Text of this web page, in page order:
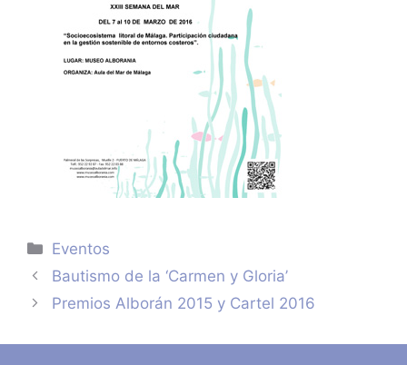
Categorías
Eventos
Bautismo de la ‘Carmen y Gloria’
Premios Alborán 2015 y Cartel 2016